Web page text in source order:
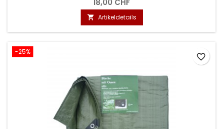
 Artikeldetails
-25%
favorite_border